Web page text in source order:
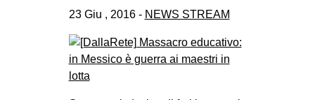
23 Giu , 2016 - NEWS STREAM